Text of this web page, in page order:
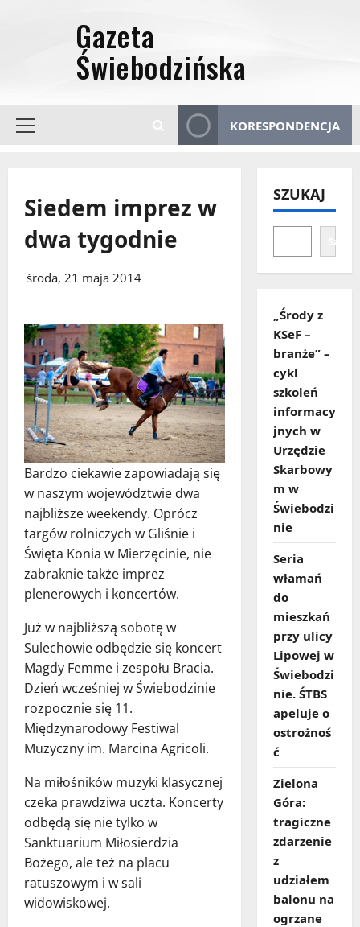
Menu
KORESPONDENCJA
Siedem imprez w
dwa tygodnie
środa, 21 maja 2014
Bardzo ciekawie zapowiadają się
w naszym województwie dwa
najbliższe weekendy. Oprócz
targów rolniczych w Gliśnie i
Święta Konia w Mierzęcinie, nie
zabraknie także imprez
plenerowych i koncertów.
Już w najbliższą sobotę w
Sulechowie odbędzie się koncert
Magdy Femme i zespołu Bracia.
Dzień wcześniej w Świebodzinie
rozpocznie się 11.
Międzynarodowy Festiwal
Muzyczny im. Marcina Agricoli.
Na miłośników muzyki klasycznej
czeka prawdziwa uczta. Koncerty
odbędą się nie tylko w
Sanktuarium Miłosierdzia
Bożego, ale też na placu
ratuszowym i w sali
widowiskowej.
SZUKAJ
„Środy z
KSeF –
branże” –
cykl
szkoleń
informacy
jnych w
Urzędzie
Skarbowy
m w
Świebodzi
nie
Seria
włamań
do
mieszkań
przy ulicy
Lipowej w
Świebodzi
nie. ŚTBS
apeluje o
ostrożnoś
ć
Zielona
Góra:
tragiczne
zdarzenie
z
udziałem
balonu na
ogrzane